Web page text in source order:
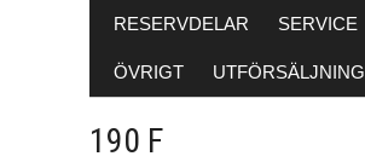
RESERVDELAR SERVICE
ÖVRIGT UTFÖRSÄLJNING
190 F